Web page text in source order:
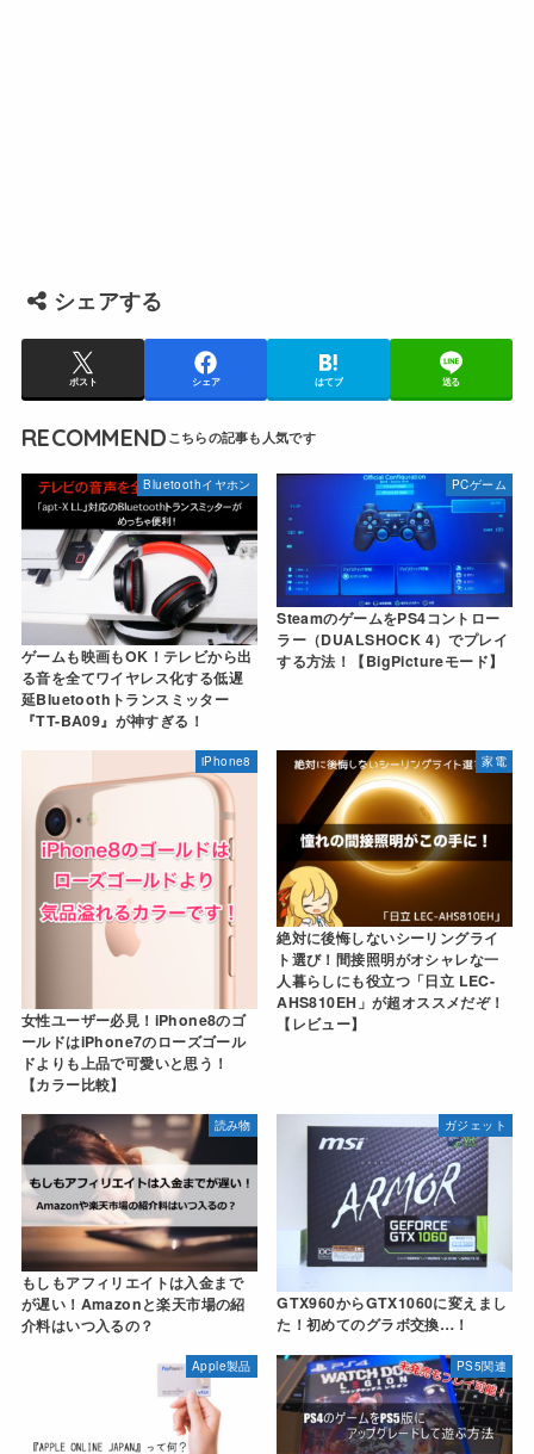
シェアする
ポスト シェア はてブ 送る
RECOMMEND
Bluetoothイヤホン
ゲームも映画もOK！テレビから出
る音を全てワイヤレス化する低遅
延Bluetoothトランスミッター
『TT-BA09』が神すぎる！
PCゲーム
SteamのゲームをPS4コントロー
ラー（DUALSHOCK 4）でプレイ
する方法！【BigPictureモード】
iPhone8
女性ユーザー必見！iPhone8のゴ
ールドはiPhone7のローズゴール
ドよりも上品で可愛いと思う！
【カラー比較】
家電
絶対に後悔しないシーリングライ
ト選び！間接照明がオシャレな一
人暮らしにも役立つ「日立 LEC-
AHS810EH」が超オススメだぞ！
【レビュー】
読み物
もしもアフィリエイトは入金まで
が遅い！Amazonと楽天市場の紹
介料はいつ入るの？
ガジェット
GTX960からGTX1060に変えまし
た！初めてのグラボ交換…！
Apple製品 PS5関連